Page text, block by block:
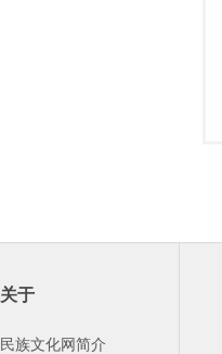
关于
民族文化网简介